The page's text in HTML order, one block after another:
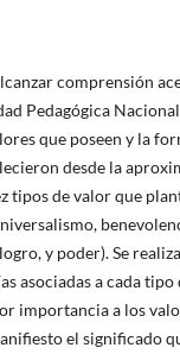
comprensión
Pedagógica
que poseen y la
desde la
tipos de valor que
y poder). Se
asociadas a cada tipo
importancia a los
el significado